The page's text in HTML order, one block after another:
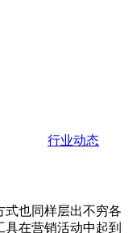
行业动态
式也同样层出不穷各
在营销活动中起到